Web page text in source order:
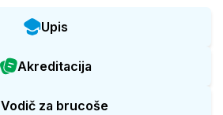
Upis
Akreditacija
Vodič za brucoše